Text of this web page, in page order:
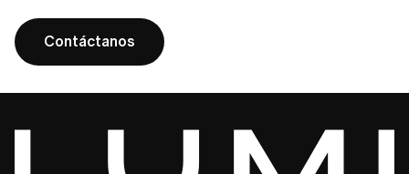
Contáctanos